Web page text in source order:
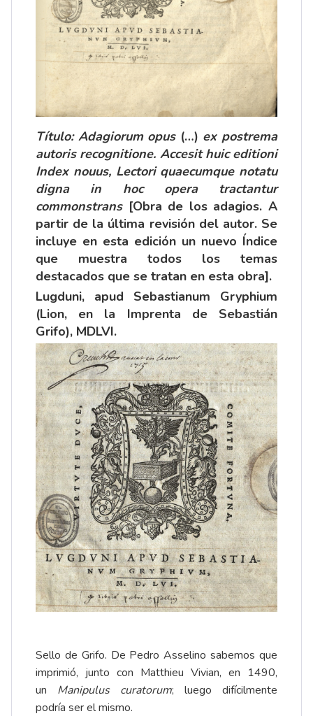
Título: Adagiorum opus (…) ex postrema
autoris recognitione. Accesit huic editioni
Index nouus, Lectori quaecumque notatu
digna in hoc opera tractantur
commonstrans[Obra de los adagios. A
partir de la última revisión del autor. Se
incluye en esta edición un nuevo Índice
que muestra todos los temas
destacados que se tratan en esta obra].
Lugduni, apud Sebastianum Gryphium
(Lion, en la Imprenta de Sebastián
Grifo), MDLVI.
Sello de Grifo. De Pedro Asselino sabemos que
imprimió, junto con Matthieu Vivian, en 1490,
un Manipulus curatorum; luego difícilmente
podría ser el mismo.